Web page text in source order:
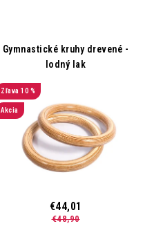
Gymnastické kruhy drevené -
lodný lak
10 %
Akcia
€44,01
€48,90